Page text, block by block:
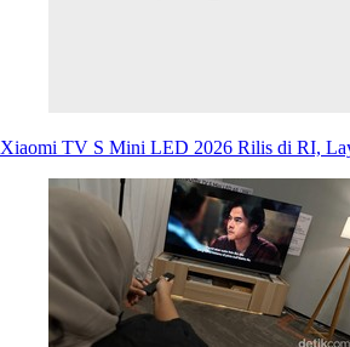
Xiaomi TV S Mini LED 2026 Rilis di RI,